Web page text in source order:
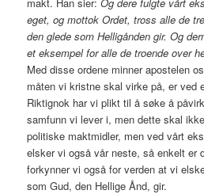
eget, og mottok Ordet, tross alle de
den glede som Helligånden gir. Og
et eksempel for alle de troende over
Med disse ordene minner apostelen
måten vi kristne skal virke på, er ved
Riktignok har vi plikt til å søke å
samfunn vi lever i, men dette skal
politiske maktmidler, men ved vårt
elsker vi også vår neste, så enkelt er
forkynner vi også for verden at vi
som Gud, den Hellige Ånd, gir.